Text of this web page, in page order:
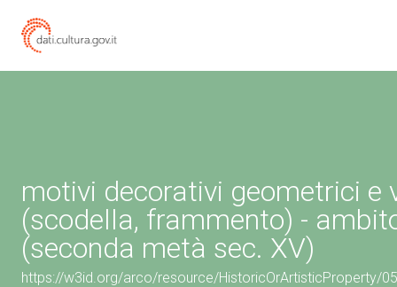
motivi decorativi geometrici e
(scodella, frammento) -
(seconda metà sec. XV)
https://w3id.org/arco/resource/HistoricOrArtisticProperty/